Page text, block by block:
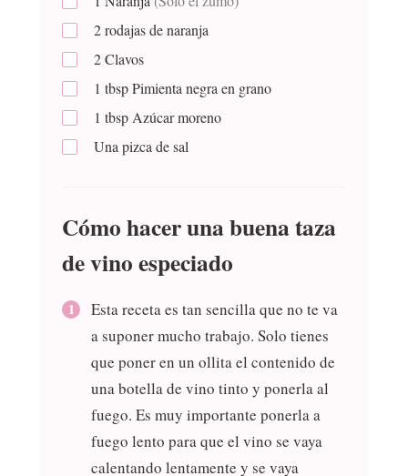
2rodajas de naranja
2Clavos
1 tbspPimienta negra en grano
1 tbsp Azúcar moreno
Una pizca de sal
Cómo hacer una buena taza
de vino especiado
Esta receta es tan sencilla que no te va
a suponer mucho trabajo. Solo tienes
que poner en un ollita el contenido de
una botella de vino tinto y ponerla al
fuego. Es muy importante ponerla a
fuego lento para que el vino se vaya
calentando lentamente y se vaya